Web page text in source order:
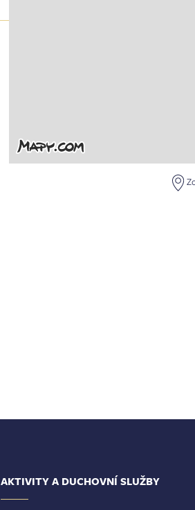
AKTIVITY A DUCHOVNÍ SLUŽBY